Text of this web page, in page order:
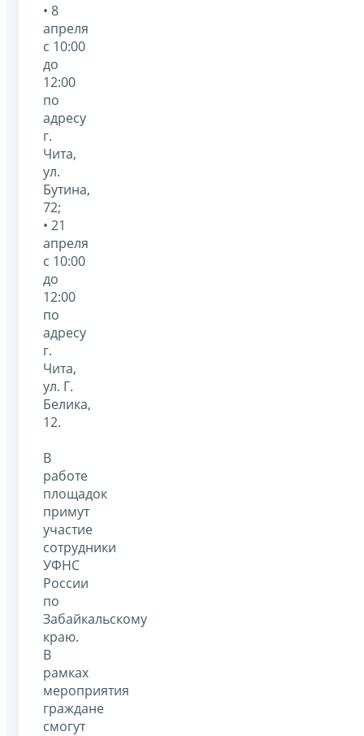
• 8
апреля
с 10:00
до
12:00
по
адресу
г.
Чита,
ул.
Бутина,
72;
• 21
апреля
с 10:00
до
12:00
по
адресу
г.
Чита,
ул. Г.
Белика,
12.
В
работе
площадок
примут
участие
сотрудники
УФНС
России
по
Забайкальскому
краю.
В
рамках
мероприятия
граждане
смогут